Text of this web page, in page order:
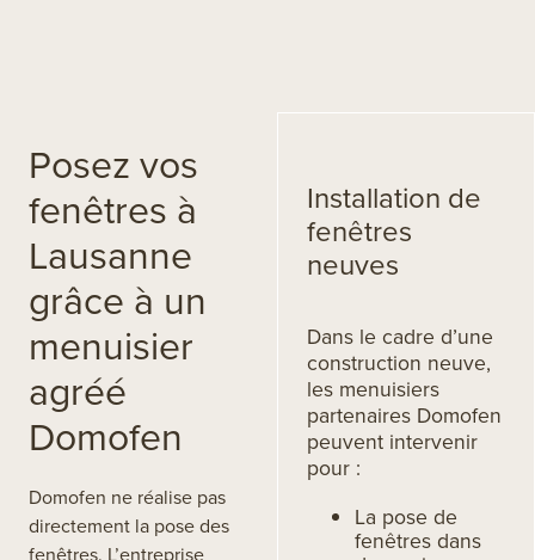
Posez vos
fenêtres à
Lausanne
grâce à un
menuisier
agréé
Domofen
Domofen ne réalise pas
directement la pose des
fenêtres. L’entreprise
Installation de
fenêtres
neuves
Dans le cadre d’une
construction neuve,
les menuisiers
partenaires Domofen
peuvent intervenir
pour :
La pose de
fenêtres dans